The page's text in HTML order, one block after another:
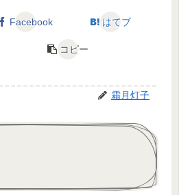
Facebook はてブ
コピー
霜月灯子